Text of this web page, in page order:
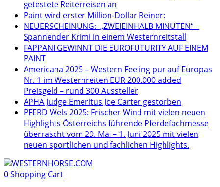
getestete Reiterreisen an
Paint wird erster Million-Dollar Reiner:
NEUERSCHEINUNG: „ZWEIEINHALB MINUTEN“ –
Spannender Krimi in einem Westernreitstall
FAPPANI GEWINNT DIE EUROFUTURITY AUF EINEM
PAINT
Americana 2025 – Western Feeling pur auf Europas
Nr. 1 im Westernreiten EUR 200.000 added
Preisgeld – rund 300 Aussteller
APHA Judge Emeritus Joe Carter gestorben
PFERD Wels 2025: Frischer Wind mit vielen neuen
Highlights Österreichs führende Pferdefachmesse
überrascht vom 29. Mai – 1. Juni 2025 mit vielen
neuen sportlichen und fachlichen Highlights.
0Shopping Cart